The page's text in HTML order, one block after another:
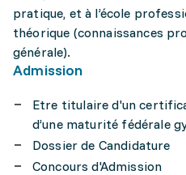
pratique, et à l’école
théorique (connaissances
générale).
Admission
Etre titulaire d'un
d’une maturité fédérale
Dossier de Candidature
Concours d'Admission